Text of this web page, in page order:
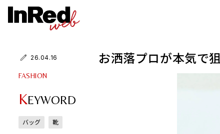
お洒落プロが本気で
26.04.16
FASHION
KEYWORD
バッグ 靴